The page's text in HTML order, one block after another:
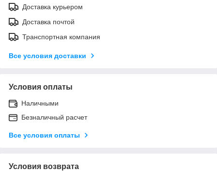
Доставка курьером
Доставка почтой
Транспортная компания
Все условия доставки
Условия оплаты
Наличными
Безналичный расчет
Все условия оплаты
Условия возврата